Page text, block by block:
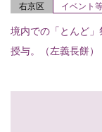
右京区 イベント
境内での「とんど
授与。（左義長餅）